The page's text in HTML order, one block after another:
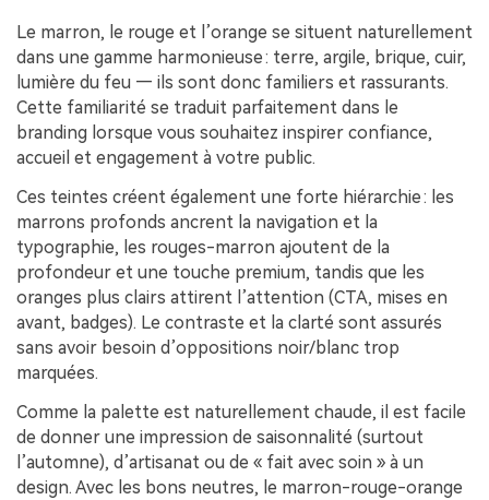
Le marron, le rouge et l’orange se situent naturellement
dans une gamme harmonieuse : terre, argile, brique, cuir,
lumière du feu — ils sont donc familiers et rassurants.
Cette familiarité se traduit parfaitement dans le
branding lorsque vous souhaitez inspirer confiance,
accueil et engagement à votre public.
Ces teintes créent également une forte hiérarchie : les
marrons profonds ancrent la navigation et la
typographie, les rouges-marron ajoutent de la
profondeur et une touche premium, tandis que les
oranges plus clairs attirent l’attention (CTA, mises en
avant, badges). Le contraste et la clarté sont assurés
sans avoir besoin d’oppositions noir/blanc trop
marquées.
Comme la palette est naturellement chaude, il est facile
de donner une impression de saisonnalité (surtout
l’automne), d’artisanat ou de « fait avec soin » à un
design. Avec les bons neutres, le marron-rouge-orange